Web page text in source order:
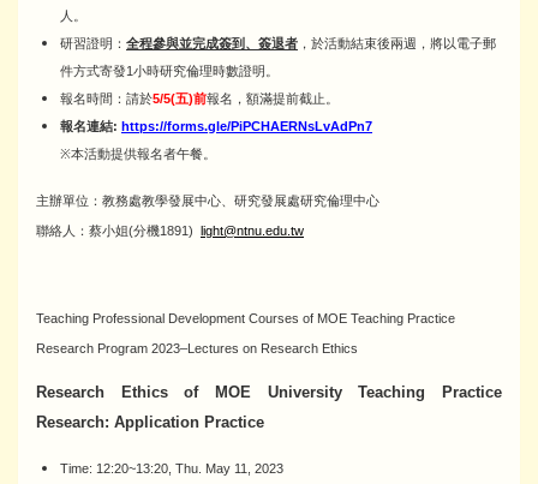
人。
研習證明： 全程參與並完成簽到、簽退者 ，於活動結束後兩週，將以電子郵
件方式寄發1小時研究倫理時數證明。
報名時間：請於5/5(五)前報名，額滿提前截止。
報名連結: https://forms.gle/PiPCHAERNsLvAdPn7
※本活動提供報名者午餐。
主辦單位：教務處教學發展中心、研究發展處研究倫理中心
聯絡人：蔡小姐(分機1891) light@ntnu.edu.tw
Teaching Professional Development Courses of MOE Teaching Practice
Research Program 2023–Lectures on Research Ethics
Research Ethics of MOE University Teaching Practice
Research: Application Practice
Time: 12:20~13:20, Thu. May 11, 2023